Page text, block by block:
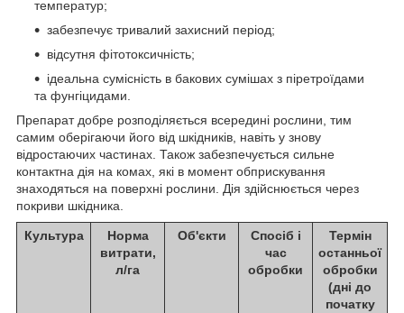
температур;
забезпечує тривалий захисний період;
відсутня фітотоксичність;
ідеальна сумісність в бакових сумішах з піретроїдами
та фунгіцидами.
Препарат добре розподіляється всередині рослини, тим
самим оберігаючи його від шкідників, навіть у знову
відростаючих частинах. Також забезпечується сильне
контактна дія на комах, які в момент обприскування
знаходяться на поверхні рослини. Дія здійснюється через
покриви шкідника.
Культура
Норма
витрати,
л/га
Об'єкти
Спосіб і
час
обробки
Термін
останньої
обробки
(дні до
початку